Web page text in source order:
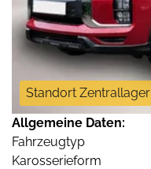
Standort Zentrallager
Allgemeine Daten:
Fahrzeugtyp
Karosserieform